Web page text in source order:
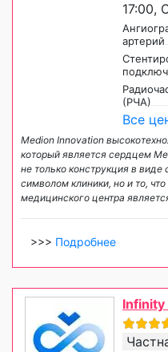
17:00,
артерий
(РЧА)
Все
Medion Innovation
который является сердцем
не только конструкция в виде
символом клиники, но и то,
медицинского центра
>>> Подробнее
Infinity